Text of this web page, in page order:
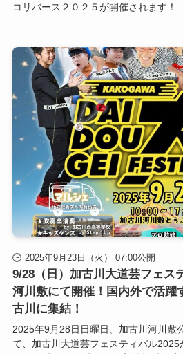
コリバース２０２５が開催されます！
2025年9月23日（火） 07:00公開
9/28（日）加古川大道芸フェス
河川敷にて開催！国内外で活躍
古川に集結！
2025年9月28日日曜日、加古川河川敷
て、加古川大道芸フェスティバル